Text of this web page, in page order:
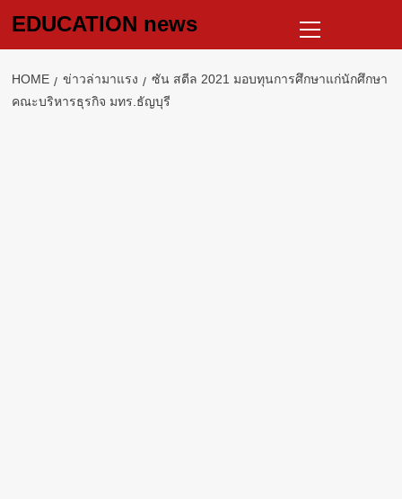
EDUCATION news
Menu
HOME ข่าวล่ามาแรง
ซัน สตีล 2021 มอบทุนการศึกษาแก่นักศึกษา
คณะบริหารธุรกิจ มทร.ธัญบุรี